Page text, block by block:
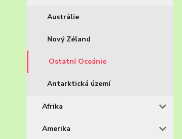
Austrálie
Nový Zéland
Ostatní Oceánie
Antarktická území
Afrika
Amerika